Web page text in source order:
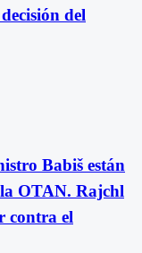
del
Babiš están
la OTAN. Rajchl
contra el